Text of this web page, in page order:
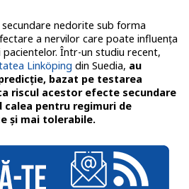
nedorite sub forma
a nervilor care poate influența
Într-un studiu recent,
Linköping din Suedia, au
bazat pe testarea
riscul acestor efecte secundare
calea pentru regimuri de
și mai tolerabile.